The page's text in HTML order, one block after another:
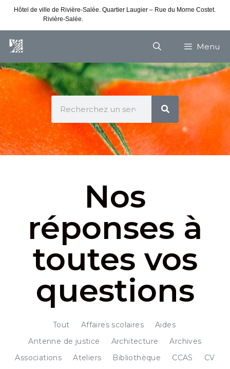
Hôtel de ville de Rivière-Salée. Quartier Laugier – Rue du Morne Costet.
Rivière-Salée.
Menu
Nos
réponses à
toutes vos
questions
Tout Affaires scolaires
Aides
Antenne de justice
Architecture
Archives
Associations
Ateliers Bibliothèque CCAS
CV